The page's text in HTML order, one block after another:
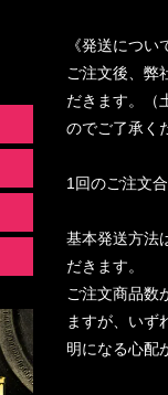
《発送につい
ご注文後、弊
だきます。（
のでご了承く
1回のご注文
基本発送方法
だきます。
ご注文商品数
ますが、いず
明になる心配